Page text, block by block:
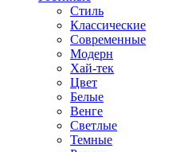
Стиль
Классические
Современные
Модерн
Хай-тек
Цвет
Белые
Венге
Светлые
Темные